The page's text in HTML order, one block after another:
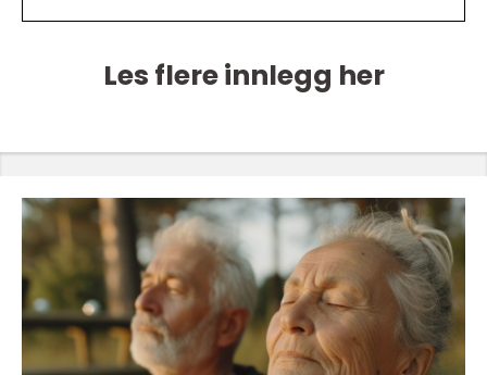
Les flere innlegg her